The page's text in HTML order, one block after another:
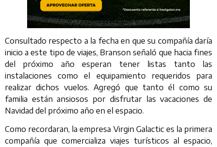
Consultado respecto a la fecha en que su compañía daría
inicio a este tipo de viajes, Branson señaló que hacia fines
del próximo año esperan tener listas tanto las
instalaciones como el equipamiento requeridos para
realizar dichos vuelos. Agregó que tanto él como su
familia están ansiosos por disfrutar las vacaciones de
Navidad del próximo año en el espacio.
Como recordaran, la empresa Virgin Galactic es la primera
compañía que comercializa viajes turísticos al espacio,